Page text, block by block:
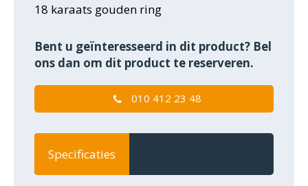
18 karaats gouden ring
Bent u geïnteresseerd in dit product? Bel
ons dan om dit product te reserveren.
010 412 23 48
Specificaties